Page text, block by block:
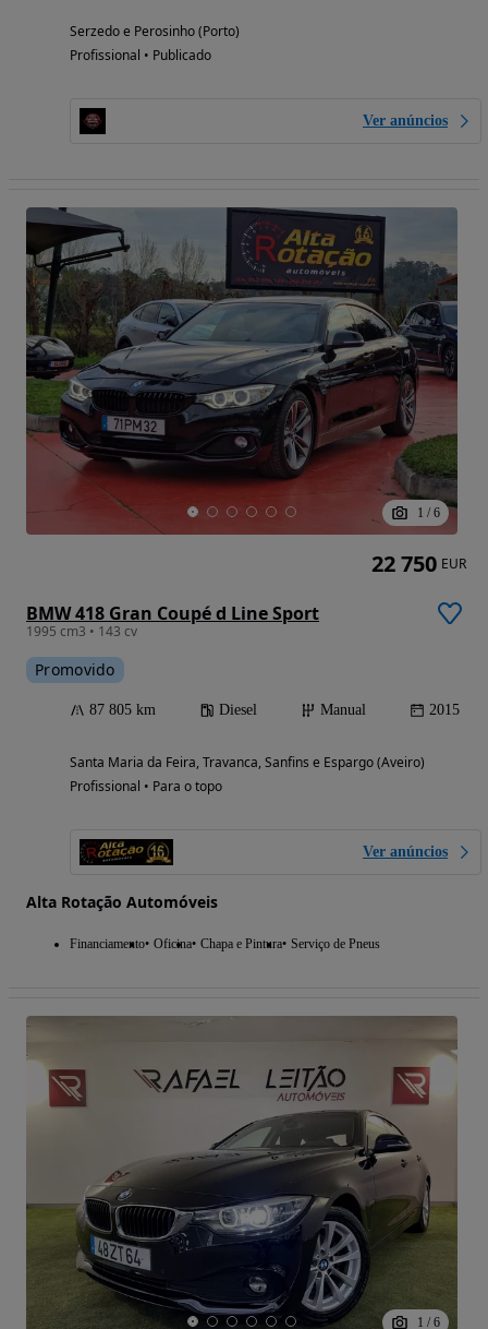
Serzedo e Perosinho (Porto)
Profissional • Publicado
Ver anúncios
1 / 6
BMW 418 Gran Coupé d Line Sport
1995 cm3 • 143 cv
Promovido
87 805 km Diesel Manual 2015
Santa Maria da Feira, Travanca, Sanfins e Espargo (Aveiro)
Profissional • Para o topo
Ver anúncios
Alta Rotação Automóveis
Financiamento Oficina Chapa e Pintura Serviço de Pneus
22 750 EUR
1 / 6